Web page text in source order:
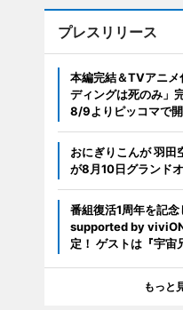
プレスリリース
本編完結＆TVアニメ
ディングは死のみ」
8/9よりピッコマで
おにぎりこんが 羽田
が8月10日グランド
番組復活1周年を記
supported by
定！ ゲストは『宇宙
もっと